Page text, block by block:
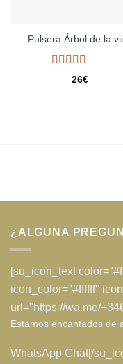
Pulsera Árbol de la
Valorado
26€
¿ALGUNA
[su_icon_text
icon_color="#ffffff"
url="https://wa.me/
Estamos encantados de
WhatsApp Chat[/